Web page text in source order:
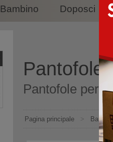
Bambino Doposci
Pantofole
Pantofole per
Pagina principale >